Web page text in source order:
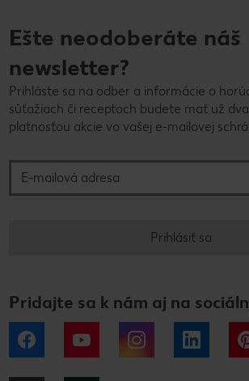
Ešte neodoberáte náš
newsletter?
Prihláste sa na odber a informácie o
súťažiach či receptoch budete mať už
platnosťou akcie vo vašej e-mailovej
Prihlásiť sa
Pridajte sa k nám aj na
Facebook YouTube Instagram